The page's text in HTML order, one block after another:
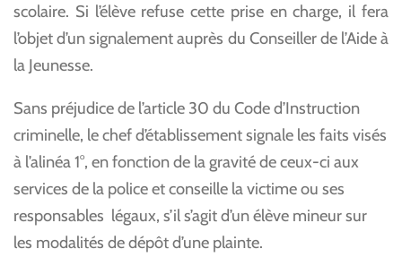
scolaire. Si l’élève refuse cette prise en charge, il fera
l’objet d’un signalement auprès du Conseiller de l’Aide à
la Jeunesse.
Sans préjudice de l’article 30 du Code d’Instruction
criminelle, le chef d’établissement signale les faits visés
à l’alinéa 1°, en fonction de la gravité de ceux-ci aux
services de la police et conseille la victime ou ses
responsables légaux, s’il s’agit d’un élève mineur sur
les modalités de dépôt d’une plainte.